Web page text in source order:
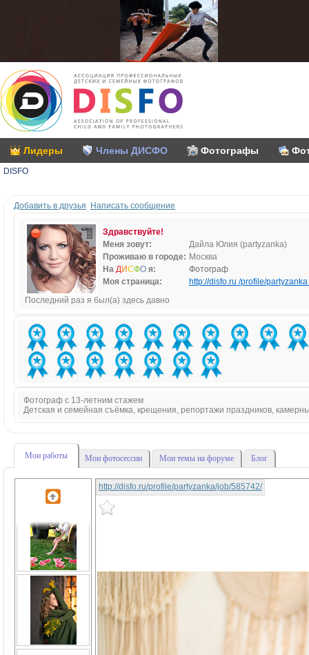
Лидеры Члены ДИСФО Фотографы
DISFO
Добавить в друзья Написать сообщение
Здравствуйте!
Меня зовут:
Дайла Юлия (partyzanka)
Проживаю в городе: Москва
На ДИСФО я:
Фотограф
Моя страница:
http://disfo.ru /profile/partyzanka
Последний раз я был(а) здесь давно
Фотограф с 13-летним стажем
Детская и семейная съёмка, крещения, репортажи праздников,
Мои работы Мои фотосессии Мои темы на форуме Блог
http://disfo.ru/profile/partyzanka/job/585742/